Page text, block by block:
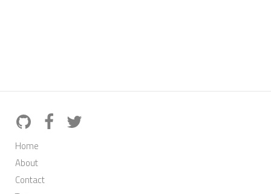
Home
About
Contact